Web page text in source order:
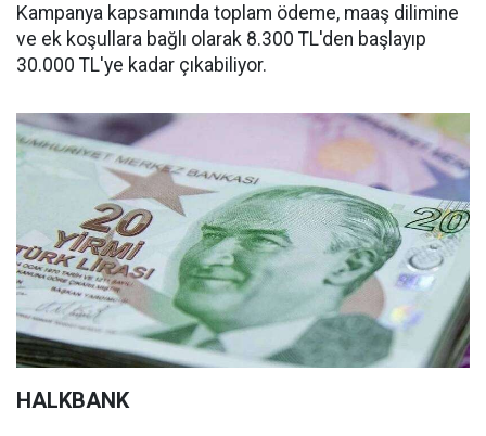
Kampanya kapsamında toplam ödeme, maaş dilimine
ve ek koşullara bağlı olarak 8.300 TL'den başlayıp
30.000 TL'ye kadar çıkabiliyor.
HALKBANK